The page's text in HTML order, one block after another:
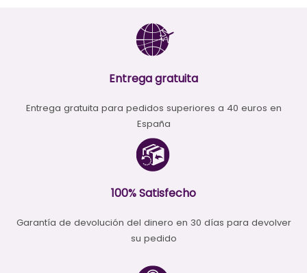
página
producto
de
Entrega gratuita
Entrega gratuita para pedidos superiores a 40 euros en
España
100% Satisfecho
Garantía de devolución del dinero en 30 días para devolver
su pedido